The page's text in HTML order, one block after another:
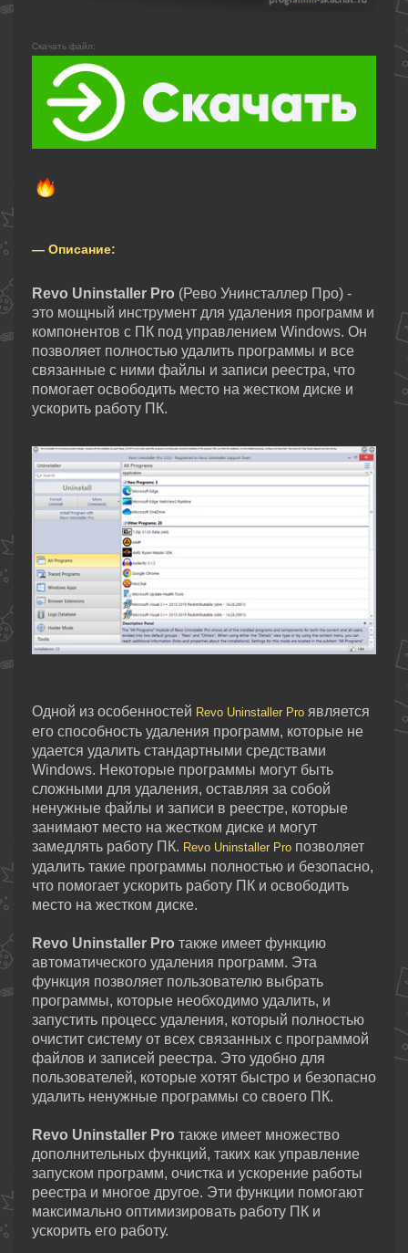
Скачать файл:
— Описание:
Revo Uninstaller Pro (Рево Унинсталлер Про) -
это мощный инструмент для удаления программ и
компонентов с ПК под управлением Windows. Он
позволяет полностью удалить программы и все
связанные с ними файлы и записи реестра, что
помогает освободить место на жестком диске и
ускорить работу ПК.
Одной из особенностей Revo Uninstaller Pro является
его способность удаления программ, которые не
удается удалить стандартными средствами
Windows. Некоторые программы могут быть
сложными для удаления, оставляя за собой
ненужные файлы и записи в реестре, которые
занимают место на жестком диске и могут
замедлять работу ПК. Revo Uninstaller Pro позволяет
удалить такие программы полностью и безопасно,
что помогает ускорить работу ПК и освободить
место на жестком диске.
Revo Uninstaller Pro также имеет функцию
автоматического удаления программ. Эта
функция позволяет пользователю выбрать
программы, которые необходимо удалить, и
запустить процесс удаления, который полностью
очистит систему от всех связанных с программой
файлов и записей реестра. Это удобно для
пользователей, которые хотят быстро и безопасно
удалить ненужные программы со своего ПК.
Revo Uninstaller Pro также имеет множество
дополнительных функций, таких как управление
запуском программ, очистка и ускорение работы
реестра и многое другое. Эти функции помогают
максимально оптимизировать работу ПК и
ускорить его работу.